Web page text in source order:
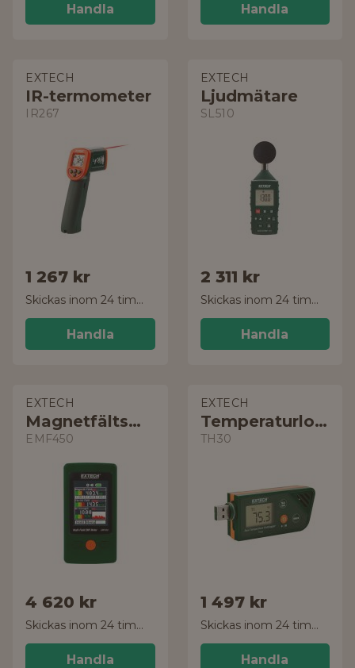
Handla Handla
EXTECH
IR-termometer
IR267
1 267 kr
Skickas inom 24 timmar!
Handla
EXTECH
Ljudmätare
SL510
2 311 kr
Skickas inom 24 timmar!
Handla
EXTECH
Magnetfältsmätare
EMF450
4 620 kr
Skickas inom 24 timmar!
Handla
EXTECH
Temperaturlogger
TH30
1 497 kr
Skickas inom 24 timmar!
Handla